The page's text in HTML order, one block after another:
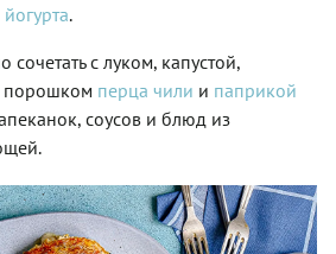
йогурта.
сочетать с луком, капустой,
порошком перца чили и паприкой
соусов и блюд из